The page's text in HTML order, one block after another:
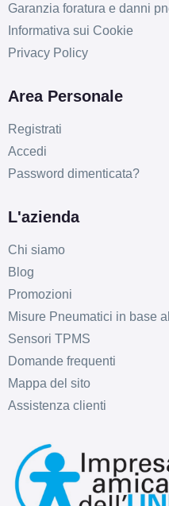
Garanzia foratura e danni
Informativa sui Cookie
Privacy Policy
Area Personale
Registrati
Accedi
Password dimenticata?
L'azienda
Chi siamo
Blog
Promozioni
Misure Pneumatici in base
Sensori TPMS
Domande frequenti
Mappa del sito
Assistenza clienti